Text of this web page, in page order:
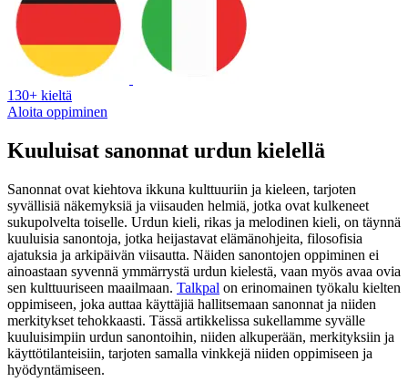
130+ kieltä
Aloita oppiminen
Kuuluisat sanonnat urdun kielellä
Sanonnat ovat kiehtova ikkuna kulttuuriin ja kieleen, tarjoten
syvällisiä näkemyksiä ja viisauden helmiä, jotka ovat kulkeneet
sukupolvelta toiselle. Urdun kieli, rikas ja melodinen kieli, on täynnä
kuuluisia sanontoja, jotka heijastavat elämänohjeita, filosofisia
ajatuksia ja arkipäivän viisautta. Näiden sanontojen oppiminen ei
ainoastaan syvennä ymmärrystä urdun kielestä, vaan myös avaa ovia
sen kulttuuriseen maailmaan. Talkpal on erinomainen työkalu kielten
oppimiseen, joka auttaa käyttäjiä hallitsemaan sanonnat ja niiden
merkitykset tehokkaasti. Tässä artikkelissa sukellamme syvälle
kuuluisimpiin urdun sanontoihin, niiden alkuperään, merkityksiin ja
käyttötilanteisiin, tarjoten samalla vinkkejä niiden oppimiseen ja
hyödyntämiseen.